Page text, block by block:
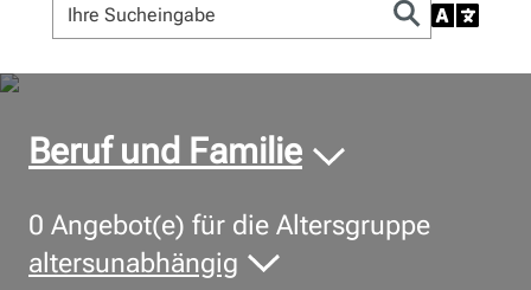
© Bildnachweis
Beruf und Familie
0 Angebot(e) für die Altersgruppe
altersunabhängig